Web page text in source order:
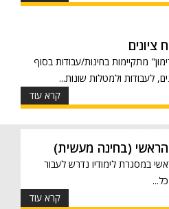
ציונים
מתקיימות בחינות/עבודות בסוף
לעבודות ולמטלות שונות...
קרא עוד
הראשי (בחינה מעשית)
במסגרת לימודיו נדרש לעבור
קרא עוד